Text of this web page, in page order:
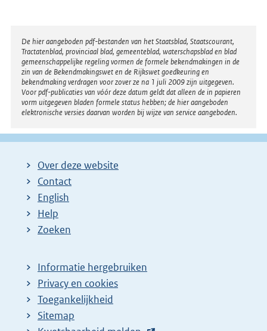
Disclaimer
De hier aangeboden pdf-bestanden van het Staatsblad, Staatscourant,
Tractatenblad, provinciaal blad, gemeenteblad, waterschapsblad en blad
gemeenschappelijke regeling vormen de formele bekendmakingen in de
zin van de Bekendmakingswet en de Rijkswet goedkeuring en
bekendmaking verdragen voor zover ze na 1 juli 2009 zijn uitgegeven.
Voor pdf-publicaties van vóór deze datum geldt dat alleen de in papieren
vorm uitgegeven bladen formele status hebben; de hier aangeboden
elektronische versies daarvan worden bij wijze van service aangeboden.
Over deze website
Contact
English
Help
Zoeken
Informatie hergebruiken
Privacy en cookies
Toegankelijkheid
Sitemap